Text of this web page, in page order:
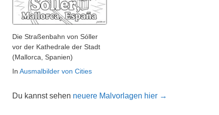
Die Straßenbahn von Sóller
vor der Kathedrale der Stadt
(Mallorca, Spanien)
In Ausmalbilder von Cities
Du kannst sehen neuere Malvorlagen hier →